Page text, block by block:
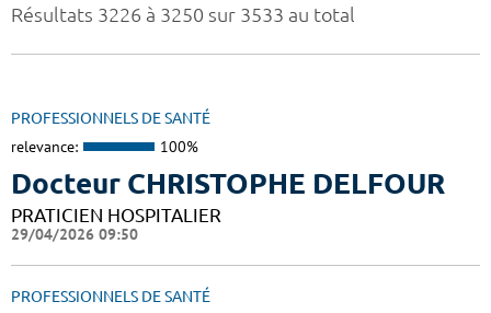
Résultats 3226 à 3250 sur 3533 au total
PROFESSIONNELS DE SANTÉ
relevance: 100%
Docteur CHRISTOPHE DELFOUR
PRATICIEN HOSPITALIER
29/04/2026 09:50
PROFESSIONNELS DE SANTÉ